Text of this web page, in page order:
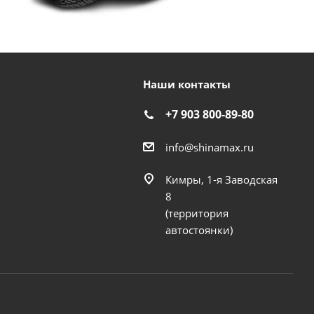
Наши контакты
+7 903 800-89-80
info@shinamax.ru
Кимры, 1-я Заводская
8
(территория
автостоянки)